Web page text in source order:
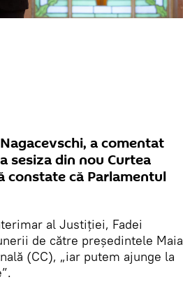
a comentat
sesiza din nou Curtea
constate că Parlamentul
al Justiției, Fadei
de către președintele Maia
(CC), „iar putem ajunge la